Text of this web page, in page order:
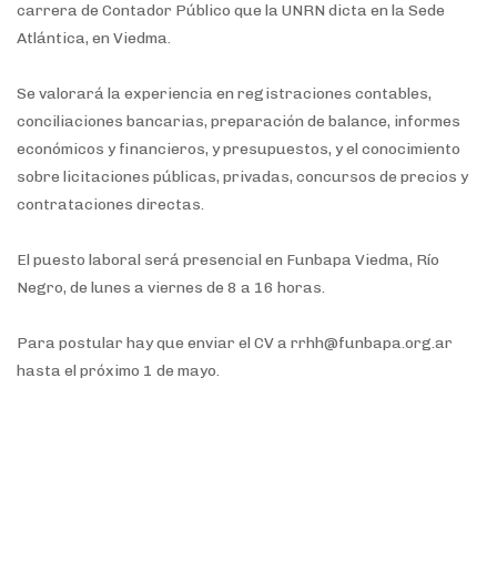
carrera de Contador Público que la UNRN dicta en la Sede
Atlántica, en Viedma.
Se valorará la experiencia en registraciones contables,
conciliaciones bancarias, preparación de balance, informes
económicos y financieros, y presupuestos, y el conocimiento
sobre licitaciones públicas, privadas, concursos de precios y
contrataciones directas.
El puesto laboral será presencial en Funbapa Viedma, Río
Negro, de lunes a viernes de 8 a 16 horas.
Para postular hay que enviar el CV a rrhh@funbapa.org.ar
hasta el próximo 1 de mayo.